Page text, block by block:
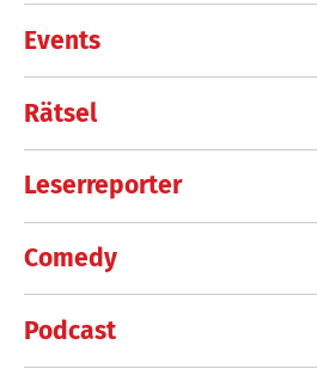
Events
Rätsel
Leserreporter
Comedy
Podcast